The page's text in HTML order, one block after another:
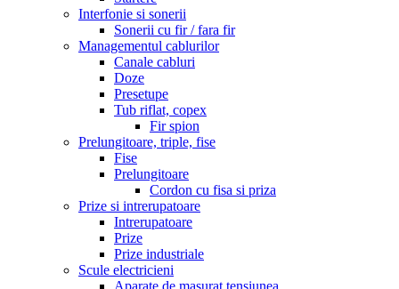
Interfonie si sonerii
Sonerii cu fir / fara fir
Managementul cablurilor
Canale cabluri
Doze
Presetupe
Tub riflat, copex
Fir spion
Prelungitoare, triple, fise
Fise
Prelungitoare
Cordon cu fisa si priza
Prize si intrerupatoare
Intrerupatoare
Prize
Prize industriale
Scule electricieni
Aparate de masurat tensiunea